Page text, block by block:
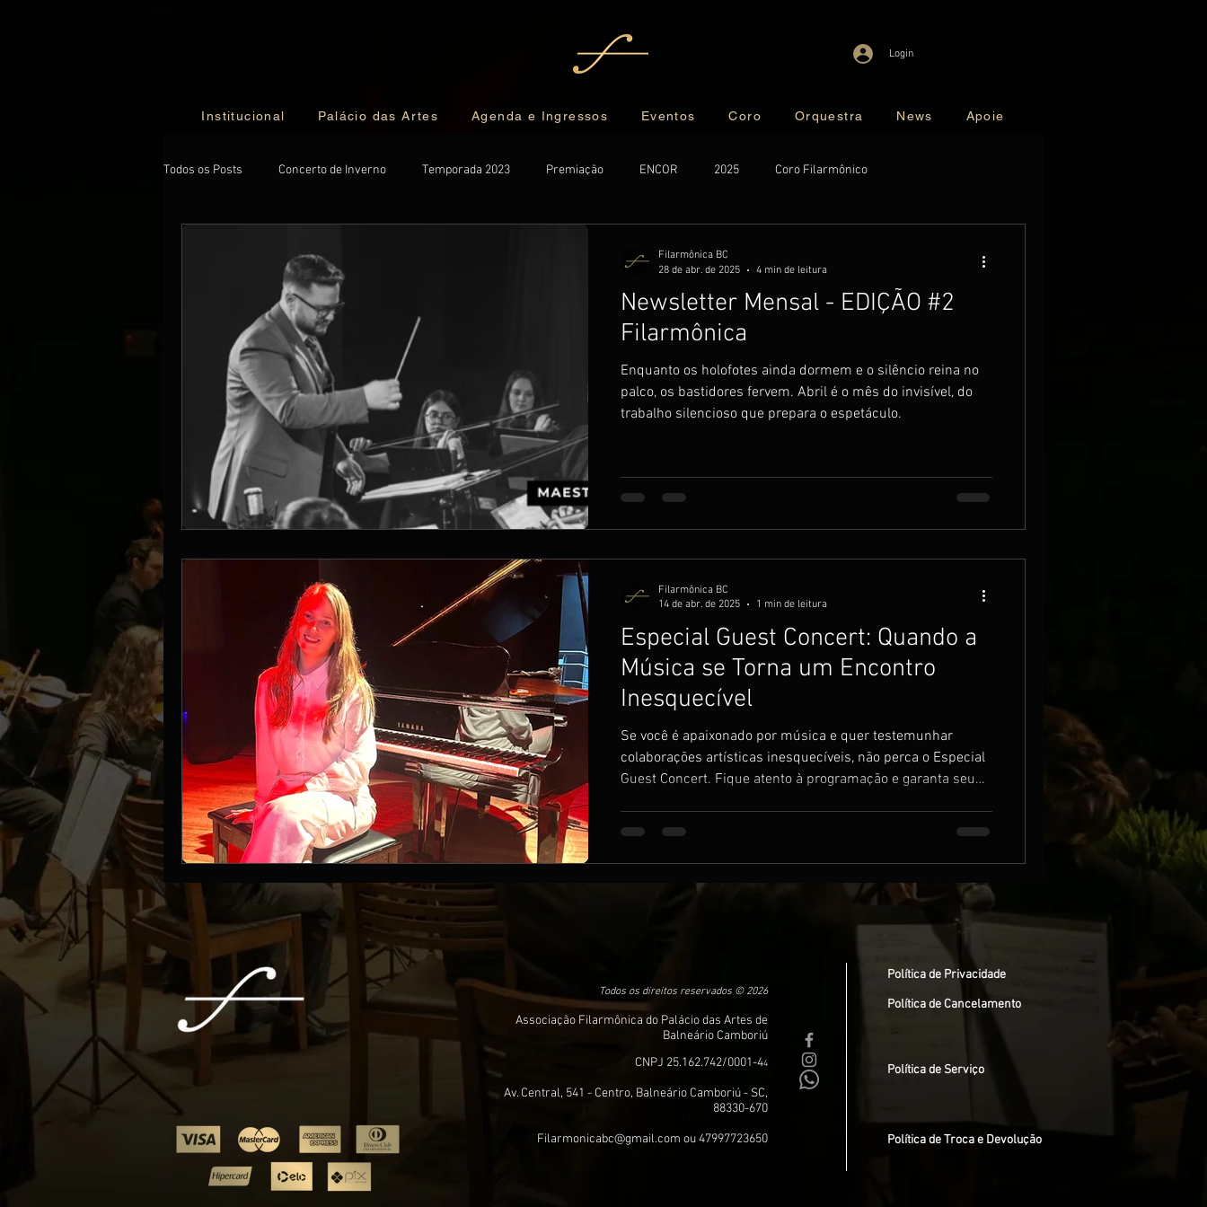
Login
Institucional Palácio das Artes Agenda e Ingressos Eventos Coro Orquestra News Apoie
Todos os Posts Concerto de Inverno Temporada 2023 Premiação ENCOR 2025 Coro Filarmônico
Newsletter Mensal - EDIÇÃO #2
Filarmônica
Enquanto os holofotes ainda dormem e o silêncio reina no
palco, os bastidores fervem. Abril é o mês do invisível, do
trabalho silencioso que prepara o espetáculo.
Filarmônica BC
28 de abr. de 2025
4 min de leitura
Especial Guest Concert: Quando a
Música se Torna um Encontro
Inesquecível
Se você é apaixonado por música e quer testemunhar
colaborações artísticas inesquecíveis, não perca o Especial
Guest Concert. Fique atento à programação e garanta seu
Filarmônica BC
14 de abr. de 2025
1 min de leitura
Todos os direitos reservados © 2026
Associação Filarmônica do Palácio das Artes de
Balneário Camboriú
CNPJ 25.162.742/0001-44
Av. Central, 541 - Centro, Balneário Camboriú - SC,
88330-670
Filarmonicabc@gmail.com ou 47997723650
Política de Privacidade
Política de Cancelamento
Política de Serviço
Política de Troca e Devolução